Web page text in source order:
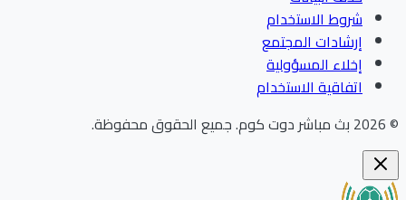
شروط الاستخدام
إرشادات المجتمع
إخلاء المسؤولية
اتفاقية الاستخدام
بث مباشر دوت كوم.جميع الحقوق محفوظة.